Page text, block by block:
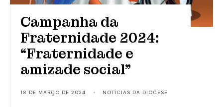
Campanha da
Fraternidade 2024:
“Fraternidade e
amizade social”
18 DE MARÇO DE 2024 • NOTÍCIAS DA DIOCESE